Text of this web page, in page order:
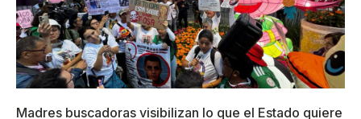
Madres buscadoras visibilizan lo que el Estado quiere